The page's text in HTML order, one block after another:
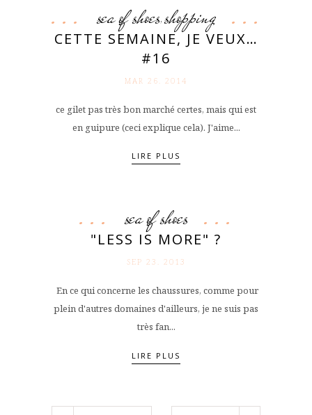
sea of shoes,shopping
CETTE SEMAINE, JE VEUX…
#16
MAR 26. 2014
ce gilet pas très bon marché certes, mais qui est
en guipure (ceci explique cela). J'aime...
LIRE PLUS
sea of shoes
"LESS IS MORE" ?
SEP 23. 2013
En ce qui concerne les chaussures, comme pour
plein d'autres domaines d'ailleurs, je ne suis pas
très fan...
LIRE PLUS